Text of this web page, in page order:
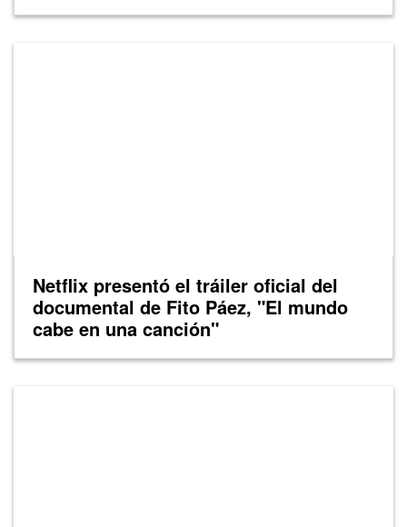
Netflix presentó el tráiler oficial del
documental de Fito Páez, "El mundo
cabe en una canción"